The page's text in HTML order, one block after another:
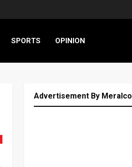
SPORTS OPINION
Advertisement By Meralco